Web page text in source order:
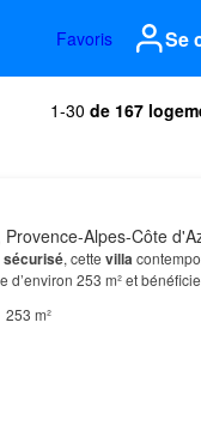
Favoris Se
1-30 de 167
Alpes-Côte
sécurisé, cette villa
253 m² et
un bureau, offrant co…
253 m²